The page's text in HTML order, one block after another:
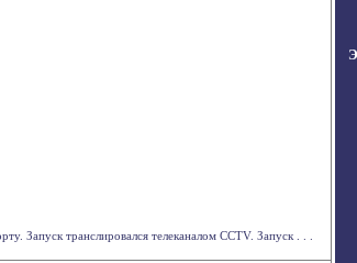
Запуск транслировался телеканалом CCTV. Запуск . . .